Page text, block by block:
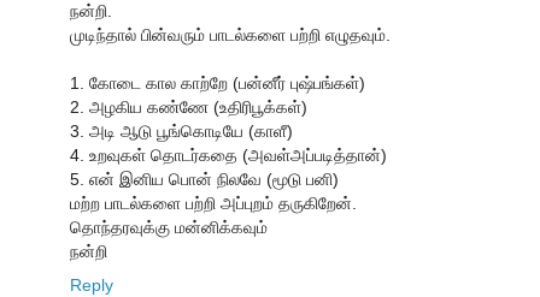
நன்றி.
முடிந்தால் பின்வரும் பாடல்களை பற்றி எழுதவும்.
1. கோடை கால காற்றே (பன்னீர் புஷ்பங்கள்)
2. அழகிய கண்ணே (உதிரிபூக்கள்)
3. அடி ஆடு பூங்கொடியே (காளீ)
4. உறவுகள் தொடர்கதை (அவள்அப்படித்தான்)
5. என் இனிய பொன் நிலவே (மூடு பனி)
மற்ற பாடல்களை பற்றி அப்புறம் தருகிறேன்.
தொந்தரவுக்கு மன்னிக்கவும்
நன்றி
Reply